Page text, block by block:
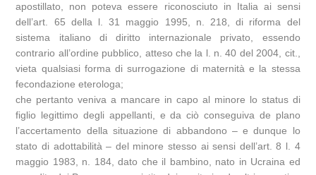
apostillato, non poteva essere riconosciuto in Italia ai sensi
dell’art. 65 della l. 31 maggio 1995, n. 218, di riforma del
sistema italiano di diritto internazionale privato, essendo
contrario all’ordine pubblico, atteso che la l. n. 40 del 2004, cit.,
vieta qualsiasi forma di surrogazione di maternità e la stessa
fecondazione eterologa;
che pertanto veniva a mancare in capo al minore lo status di
figlio legittimo degli appellanti, e da ciò conseguiva de plano
l’accertamento della situazione di abbandono – e dunque lo
stato di adottabilità – del minore stesso ai sensi dell’art. 8 l. 4
maggio 1983, n. 184, dato che il bambino, nato in Ucraina ed